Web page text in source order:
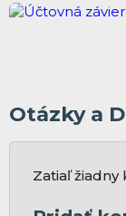
Otázky a
Zatiaľ